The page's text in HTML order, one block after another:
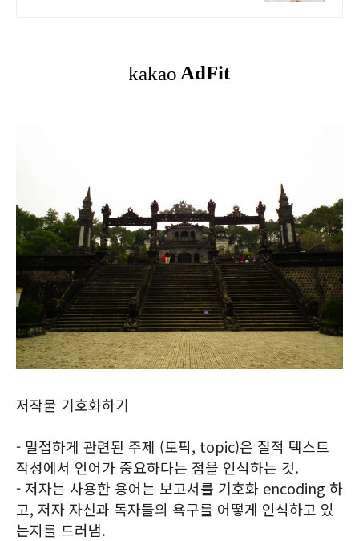
저작물 기호화하기
- 밀접하게 관련된 주제 (토픽, topic)은 질적 텍스트
작성에서 언어가 중요하다는 점을 인식하는 것.
- 저자는 사용한 용어는 보고서를 기호화 encoding 하
고, 저자 자신과 독자들의 욕구를 어떻게 인식하고 있
는지를 드러냄.